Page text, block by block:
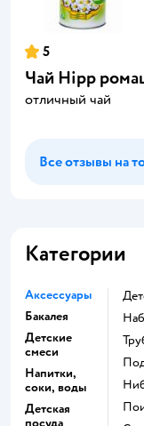
5
Чай Hipp
отличный чай
Все отзывы на
Категории
Аксессуары
Бакалея
Детские
смеси
Напитки,
соки, воды
Детская
посуда